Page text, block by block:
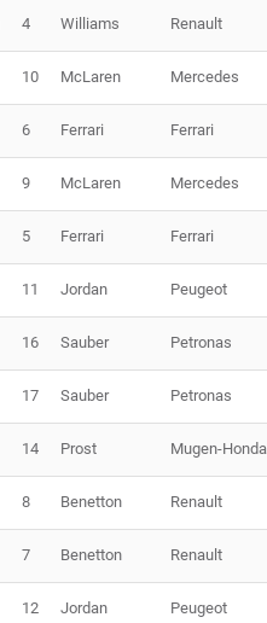
4 Williams Renault
10 McLaren Mercedes
6 Ferrari Ferrari
9 McLaren Mercedes
5 Ferrari Ferrari
11 Jordan Peugeot
16 Sauber Petronas
17 Sauber Petronas
14 Prost Mugen-Honda
8 Benetton Renault
7 Benetton Renault
12 Jordan Peugeot